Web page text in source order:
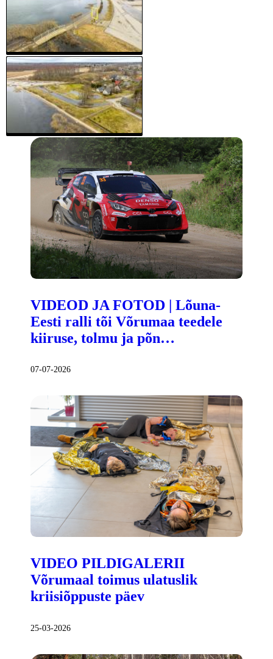
VIDEOD JA FOTOD | Lõuna-
Eesti ralli tõi Võrumaa teedele
kiiruse, tolmu ja põn…
07-07-2026
VIDEO PILDIGALERII
Võrumaal toimus ulatuslik
kriisiõppuste päev
25-03-2026